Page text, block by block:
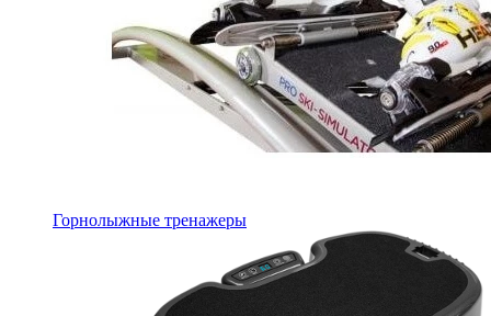
Горнолыжные тренажеры